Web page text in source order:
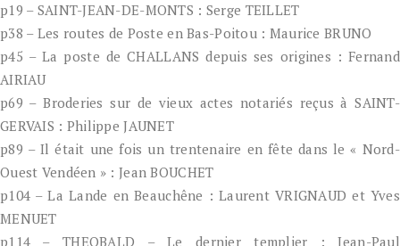
p19 – SAINT-JEAN-DE-MONTS : Serge TEILLET
p38 – Les routes de Poste en Bas-Poitou : Maurice BRUNO
p45 – La poste de CHALLANS depuis ses origines : Fernand
AIRIAU
p69 – Broderies sur de vieux actes notariés reçus à SAINT-
GERVAIS : Philippe JAUNET
p89 – Il était une fois un trentenaire en fête dans le « Nord-
Ouest Vendéen » : Jean BOUCHET
p104 – La Lande en Beauchêne : Laurent VRIGNAUD et Yves
MENUET
p114 – THEOBALD – Le dernier templier : Jean-Paul